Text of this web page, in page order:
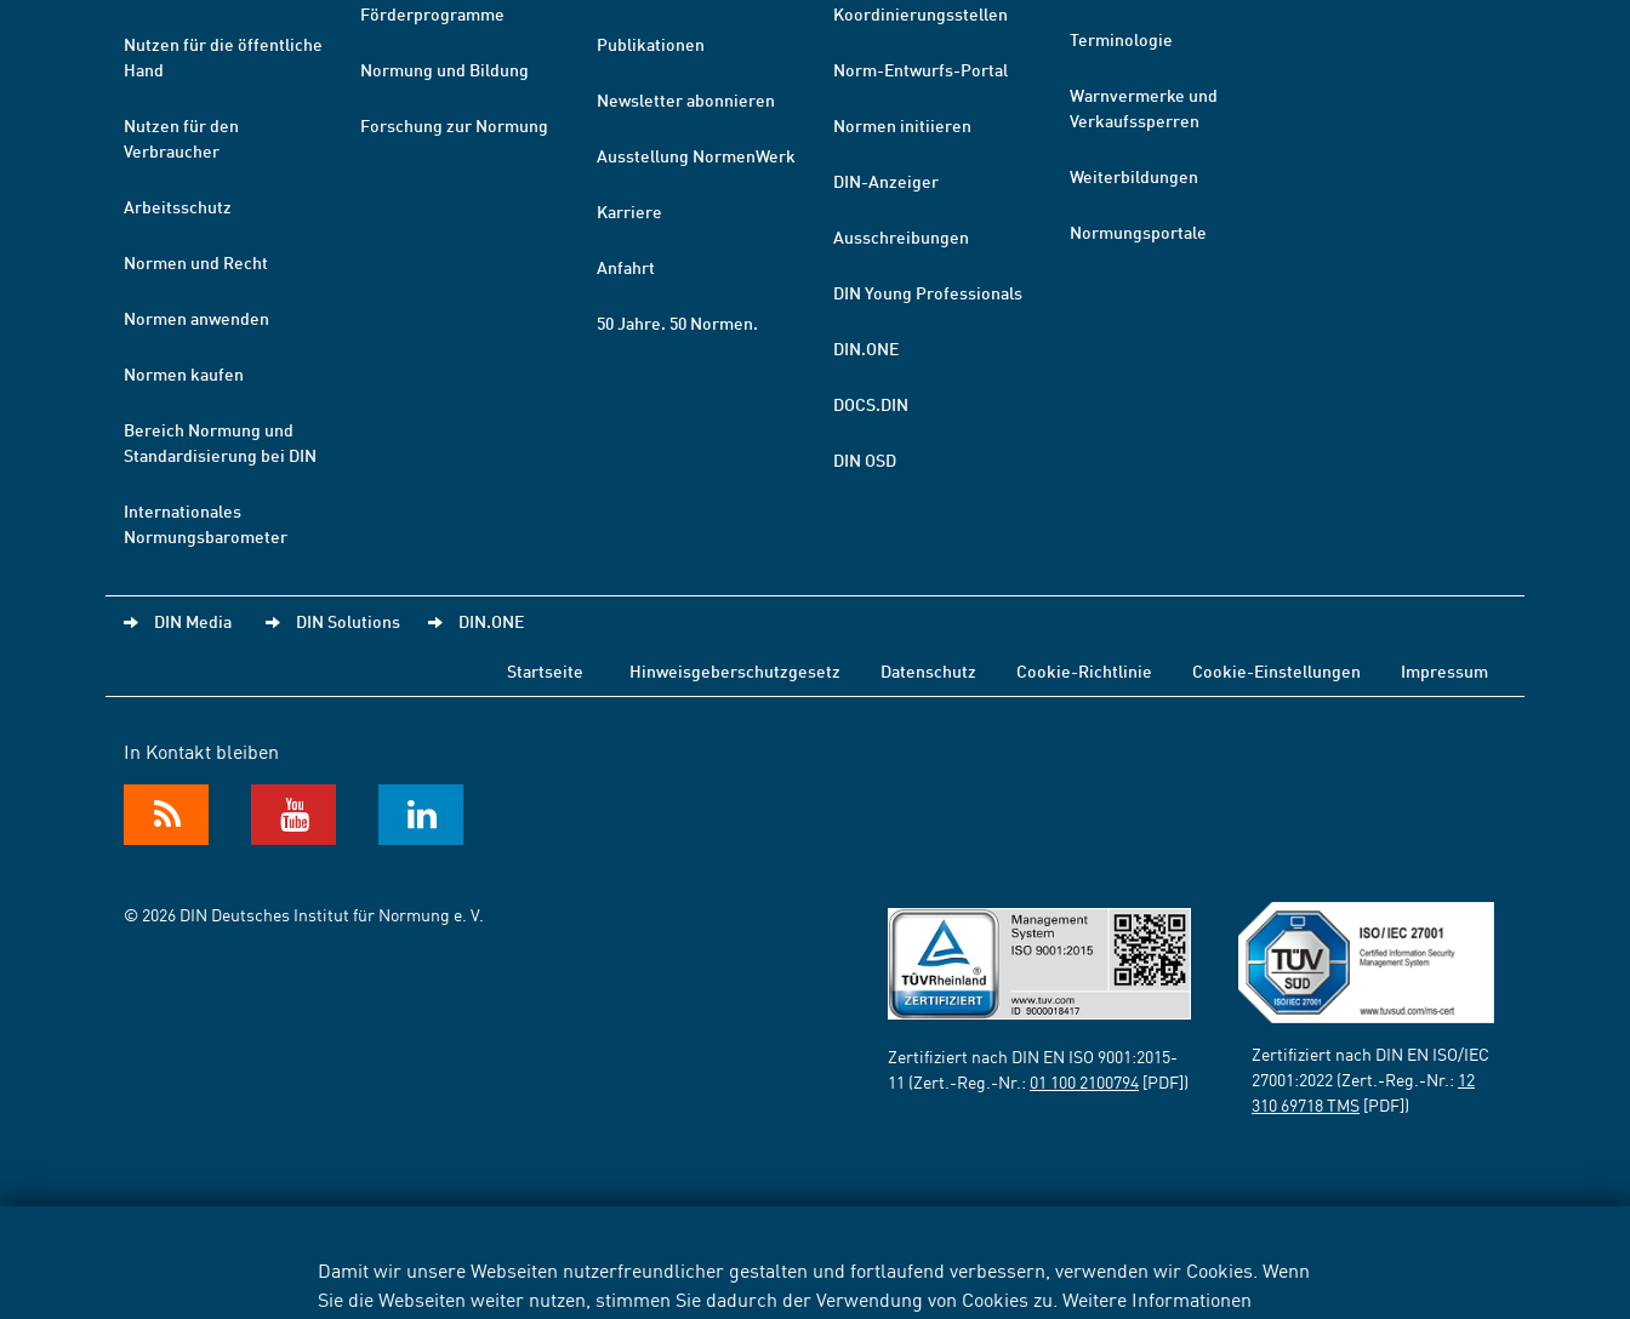
Damit wir unsere Webseiten nutzerfreundlicher gestalten und fortlaufend verbessern, verwenden wir Cookies. Wenn
Sie die Webseiten weiter nutzen, stimmen Sie dadurch der Verwendung von Cookies zu. Weitere Informationen
Nutzen für die öffentliche
Hand
Nutzen für den
Verbraucher
Arbeitsschutz
Normen und Recht
Normen anwenden
Normen kaufen
Bereich Normung und
Standardisierung bei DIN
Internationales
Normungsbarometer
Förderprogramme
Normung und Bildung
Forschung zur Normung
Publikationen
Newsletter abonnieren
Ausstellung NormenWerk
Karriere
Anfahrt
50 Jahre. 50 Normen.
Koordinierungsstellen
Norm-Entwurfs-Portal
Normen initiieren
DIN-Anzeiger
Ausschreibungen
DIN Young Professionals
DIN.ONE
DOCS.DIN
DIN OSD
Terminologie
Warnvermerke und
Verkaufssperren
Weiterbildungen
Normungsportale
DIN Media DIN Solutions DIN.ONE
Startseite Hinweisgeberschutzgesetz Datenschutz Cookie-Richtlinie Cookie-Einstellungen Impressum
In Kontakt bleiben
© 2026 DIN Deutsches Institut für Normung e. V.
Zertifiziert nach DIN EN ISO 9001:2015-
11 (Zert.-Reg.-Nr.: 01 100 2100794 [PDF])
Zertifiziert nach DIN EN ISO/IEC
27001:2022 (Zert.-Reg.-Nr.: 12
310 69718 TMS [PDF])